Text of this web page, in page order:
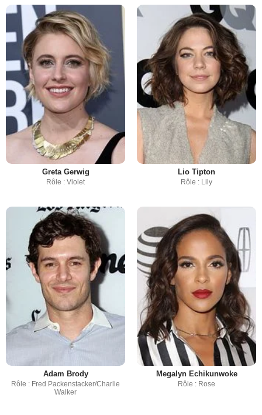
Greta Gerwig
Rôle : Violet
Lio Tipton
Rôle : Lily
Adam Brody
Rôle : Fred Packenstacker/Charlie
Walker
Megalyn Echikunwoke
Rôle : Rose